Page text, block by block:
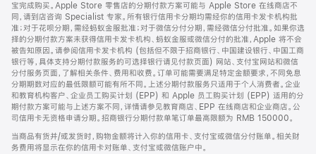
宝完成购买。Apple Store 零售店的分期付款方案可能与 Apple Store 在线商店不
同，请到店咨询 Specialist 专家。所有银行信用卡分期均需经你的信用卡发卡机构批
准；对于花呗分期，需经蚂蚁金服批准；对于微信分付分期，需经微信分付批准。如果你选
择的分期付款方案未获得信用卡发卡机构、蚂蚁金服或微信分付的批准，Apple 将不会
被告知原因。请参阅信用卡发卡机构 (包括但不限于招商银行、中国建设银行、中国工商
银行等，具体支持分期付款服务的可选择银行请见付款页面) 网站、支付宝网站和微信
分付服务页面，了解相关条件、费用和收费。订单可能需要满足特定金额要求，不同免息
分期期数对应的最低限额可能有所不同。上述分期付款服务只适用于个人消费者。企业
和教育机构客户、企业员工购买计划 (EPP) 和 Apple 员工购买计划 (EPP) 适用的分
期付款方案可能与上述方案不同，详情请参见教育商店、EPP 在线商店和企业商店。公
司信用卡无资格申请分期。招商银行分期付款单笔订单最高限额为 RMB 150000。
当商品有货并/或发货时，购物金额将计入你的信用卡、支付宝或微信分付账单。相关财
务费用将显示在你的信用卡对账单、支付宝或微信账户中。